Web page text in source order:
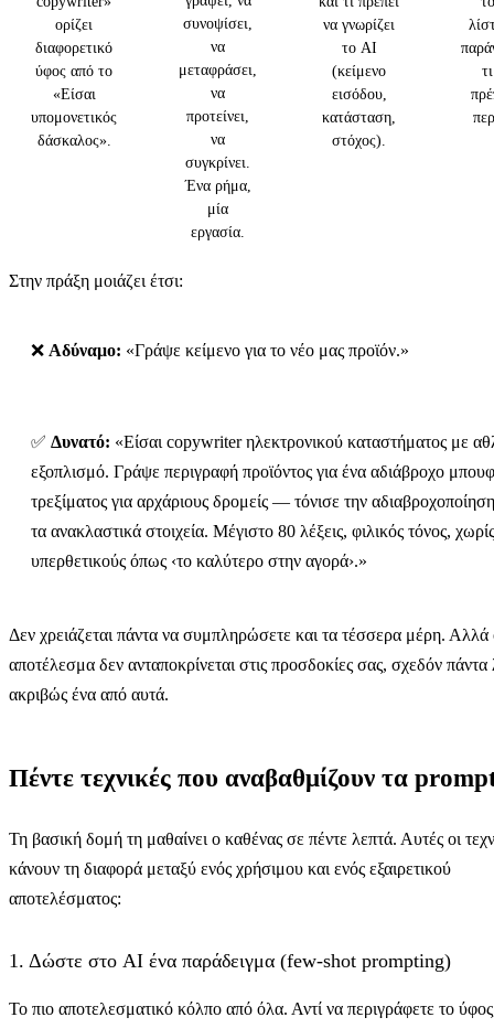
ορίζει
διαφορετικό
ύφος από το
«Είσαι
υπομονετικός
δάσκαλος».
συνοψίσει,
να
μεταφράσει,
να
προτείνει,
να
συγκρίνει.
Ένα ρήμα,
μία
εργασία.
να γνωρίζει
το AI
(κείμενο
εισόδου,
κατάσταση,
στόχος).
Στην πράξη μοιάζει έτσι:
❌ Αδύναμο: «Γράψε κείμενο για το νέο μας προϊόν.»
✅ Δυνατό: «Είσαι copywriter ηλεκτρονικού καταστήματος με
εξοπλισμό. Γράψε περιγραφή προϊόντος για ένα αδιάβροχο
τρεξίματος για αρχάριους δρομείς — τόνισε την
τα ανακλαστικά στοιχεία. Μέγιστο 80 λέξεις, φιλικός τόνος, χωρίς
υπερθετικούς όπως ‹το καλύτερο στην αγορά›.»
Δεν χρειάζεται πάντα να συμπληρώσετε και τα τέσσερα μέρη. Αλλά
αποτέλεσμα δεν ανταποκρίνεται στις προσδοκίες σας, σχεδόν πάντα
ακριβώς ένα από αυτά.
Πέντε τεχνικές που αναβαθμίζουν τα
Τη βασική δομή τη μαθαίνει ο καθένας σε πέντε λεπτά. Αυτές οι
κάνουν τη διαφορά μεταξύ ενός χρήσιμου και ενός εξαιρετικού
αποτελέσματος:
1. Δώστε στο AI ένα παράδειγμα (few-shot prompting)
Το πιο αποτελεσματικό κόλπο από όλα. Αντί να περιγράφετε το